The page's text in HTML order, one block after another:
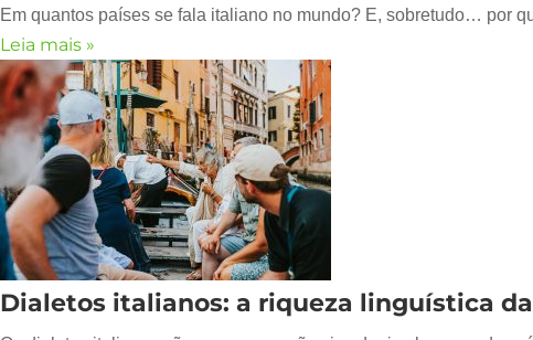
Em quantos países se fala italiano no mundo? E, sobretudo… por
Leia mais »
Dialetos italianos: a riqueza linguística